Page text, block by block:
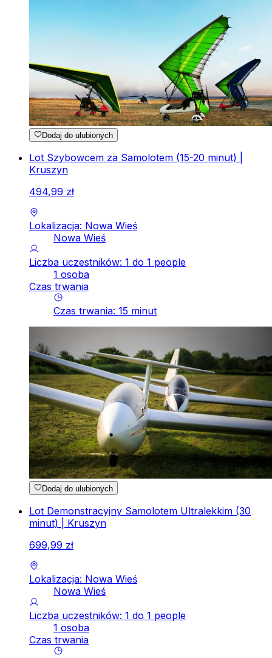
Dodaj do ulubionych
Lot Szybowcem za Samolotem (15-20 minut) |
Kruszyn
494,99 zł
Lokalizacja: Nowa Wieś
Nowa Wieś
Liczba uczestników: 1 do 1 people
1 osoba
Czas trwania
Czas trwania: 15 minut
Dodaj do ulubionych
Lot Demonstracyjny Samolotem Ultralekkim (30
minut) | Kruszyn
699,99 zł
Lokalizacja: Nowa Wieś
Nowa Wieś
Liczba uczestników: 1 do 1 people
1 osoba
Czas trwania